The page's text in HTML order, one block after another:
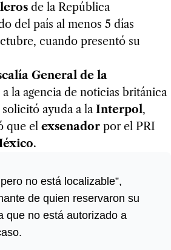
de la República
del país al menos 5 días
cuando presentó su
General de la
la agencia de noticias británica
ayuda a la Interpol,
que el exsenador por el PRI
.
no está localizable”,
de quien reservaron su
que no está autorizado a